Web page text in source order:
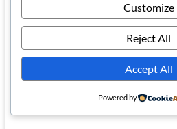
Customize
Reject All
Accept All
Powered by